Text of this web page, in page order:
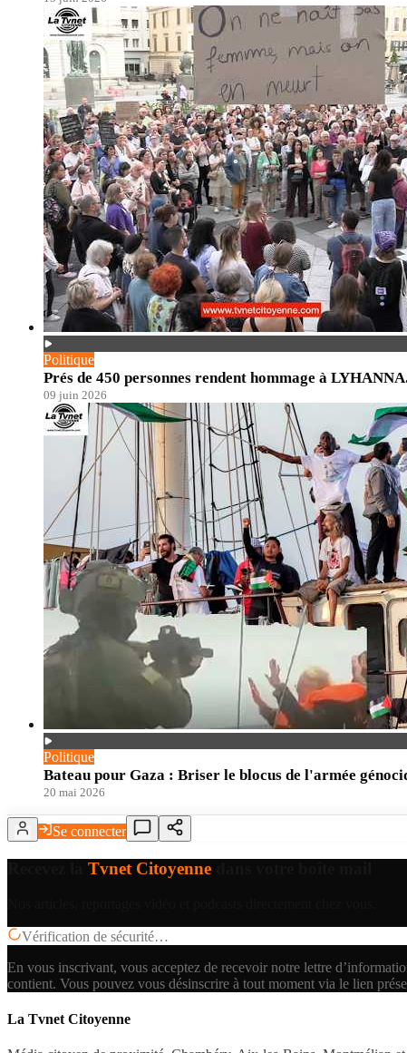
Politique
Prés de 450 personnes rendent hommage à
09 juin 2026
Politique
Bateau pour Gaza : Briser le blocus de l'armée
20 mai 2026
Se connecter
Tvnet Citoyenne
Vérification de sécurité…
En vous inscrivant, vous acceptez de recevoir notre lettre
contient. Vous pouvez vous désinscrire à tout moment via le lien
La Tvnet Citoyenne